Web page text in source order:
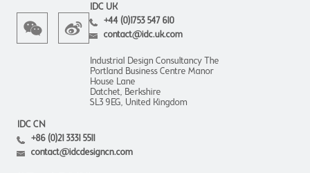
IDC UK
+44 (0)1753 547 610
contact@idc.uk.com
Industrial Design Consultancy The
Portland Business Centre Manor
House Lane
Datchet, Berkshire
SL3 9EG, United Kingdom
IDC CN
+86 (0)21 3331 5511
contact@idcdesigncn.com